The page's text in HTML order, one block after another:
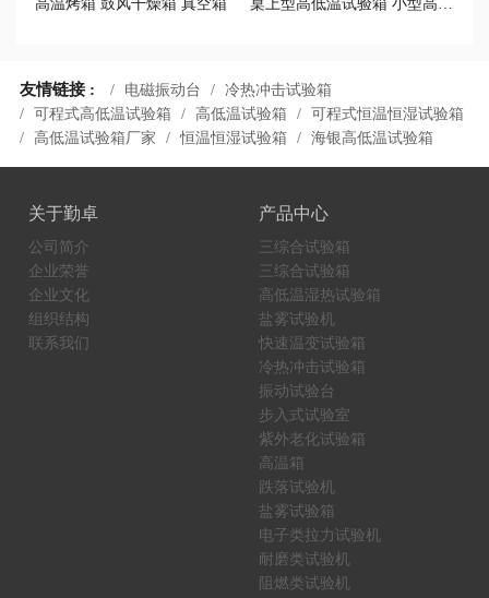
高温烤箱 鼓风干燥箱 真空箱 桌上型高低温试验箱 小型高低温循环试验箱
友情链接 : 电磁振动台
冷热冲击试验箱
可程式高低温试验箱
高低温试验箱
可程式恒温恒湿试验箱
高低温试验箱厂家
恒温恒湿试验箱 海银高低温试验箱
关于勤卓
公司简介
企业荣誉
企业文化
组织结构
联系我们
产品中心
三综合试验箱
三综合试验箱
高低温湿热试验箱
盐雾试验机
快速温变试验箱
冷热冲击试验箱
振动试验台
步入式试验室
紫外老化试验箱
高温箱
跌落试验机
盐雾试验箱
电子类拉力试验机
耐磨类试验机
阻燃类试验机